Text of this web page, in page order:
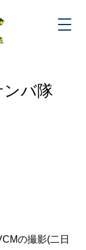
ンバ隊
の撮影(二日